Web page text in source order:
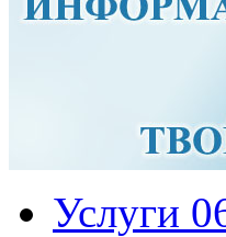
Услуги